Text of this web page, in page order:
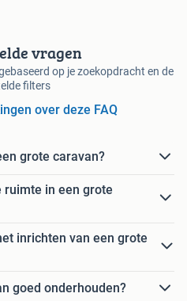
vragen
op je zoekopdracht en de
filters
over deze FAQ
grote caravan?
ruimte in een grote
inrichten van een grote
goed onderhouden?